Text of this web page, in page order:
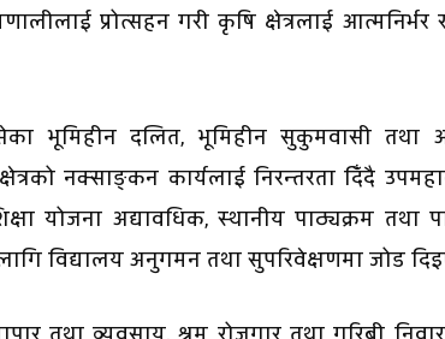
प्रोत्सहन गरी कृषि क्षेत्रलाई
भूमिहीन दलित, भूमिहीन सुकुमवासी तथा
नक्साङ्कन कार्यलाई निरन्तरता दिँदै
योजना अद्यावधिक, स्थानीय पाठ्यक्रम
विद्यालय अनुगमन तथा सुपरिवेक्षणमा जोड